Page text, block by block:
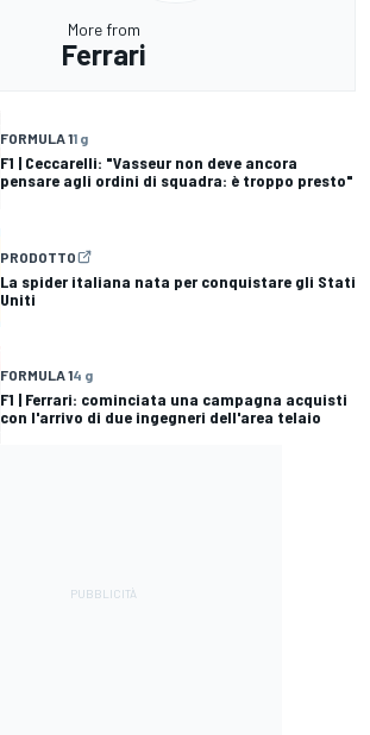
More from
Ferrari
FORMULA 11 g
F1 | Ceccarelli: "Vasseur non deve ancora
pensare agli ordini di squadra: è troppo presto"
PRODOTTO
La spider italiana nata per conquistare gli Stati
Uniti
FORMULA 14 g
F1 | Ferrari: cominciata una campagna acquisti
con l'arrivo di due ingegneri dell'area telaio